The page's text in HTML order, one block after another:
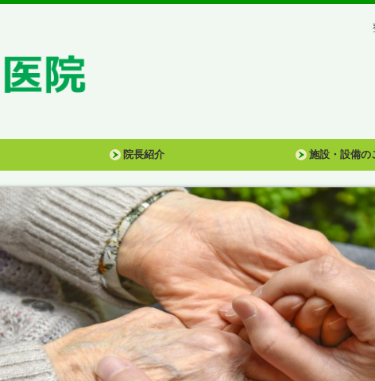
院長紹介 施設・設備の